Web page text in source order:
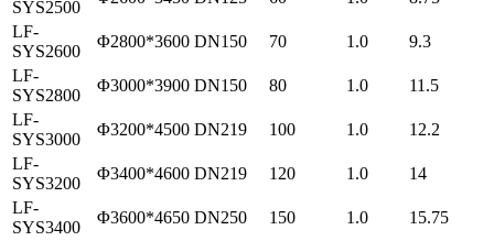
SYS2500
LF-
SYS2600
Φ2800*3600 DN150 70 1.0
9.3
LF-
SYS2800
Φ3000*3900 DN150 80 1.0
11.5
LF-
SYS3000
Φ3200*4500 DN219 100 1.0
12.2
LF-
SYS3200
Φ3400*4600 DN219 120 1.0
14
LF-
SYS3400
Φ3600*4650 DN250 150 1.0
15.75